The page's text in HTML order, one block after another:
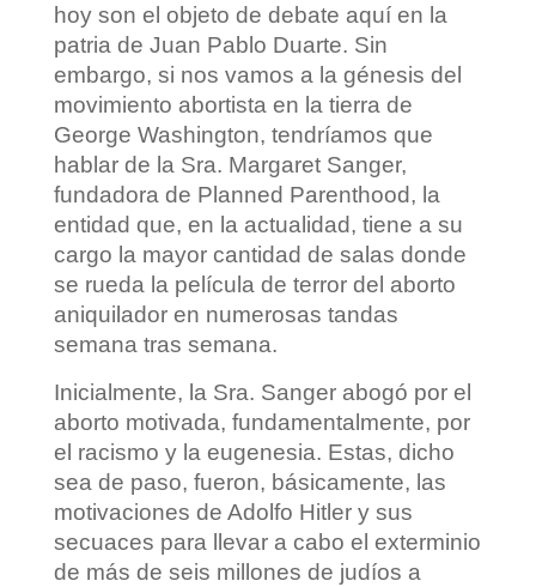
hoy son el objeto de debate aquí en la
patria de Juan Pablo Duarte. Sin
embargo, si nos vamos a la génesis del
movimiento abortista en la tierra de
George Washington, tendríamos que
hablar de la Sra. Margaret Sanger,
fundadora de Planned Parenthood, la
entidad que, en la actualidad, tiene a su
cargo la mayor cantidad de salas donde
se rueda la película de terror del aborto
aniquilador en numerosas tandas
semana tras semana.
Inicialmente, la Sra. Sanger abogó por el
aborto motivada, fundamentalmente, por
el racismo y la eugenesia. Estas, dicho
sea de paso, fueron, básicamente, las
motivaciones de Adolfo Hitler y sus
secuaces para llevar a cabo el exterminio
de más de seis millones de judíos a